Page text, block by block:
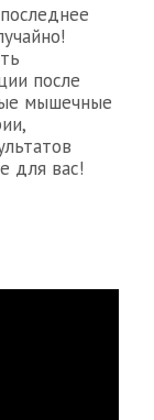
после
мышечные
для вас!